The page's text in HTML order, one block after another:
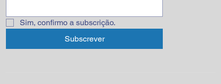
Sim, confirmo a subscrição.
Subscrever